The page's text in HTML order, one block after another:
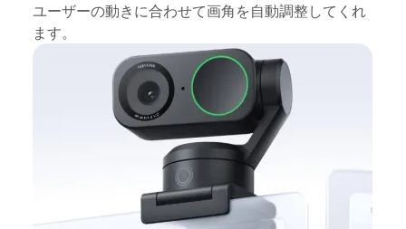
ユーザーの動きに合わせて画角を自動調整してくれ
ます。